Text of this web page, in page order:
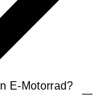
E-Motorrad?